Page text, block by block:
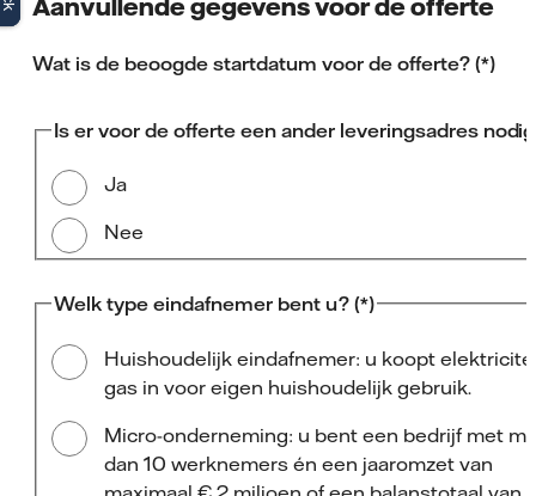
Wat is de beoogde startdatum voor de offerte?
Is er voor de offerte een ander leveringsadres
Ja
Nee
Welk type eindafnemer bent u?
Huishoudelijk eindafnemer: u koopt
gas in voor eigen huishoudelijk gebruik.
Micro-onderneming: u bent een bedrijf met
dan 10 werknemers én een jaaromzet van